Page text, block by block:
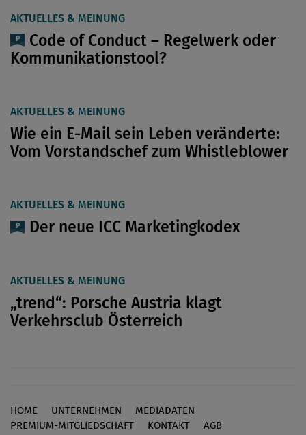
AKTUELLES & MEINUNG
Code of Conduct – Regelwerk oder
Kommunikationstool?
AKTUELLES & MEINUNG
Wie ein E-Mail sein Leben veränderte:
Vom Vorstandschef zum Whistleblower
AKTUELLES & MEINUNG
Der neue ICC Marketingkodex
AKTUELLES & MEINUNG
„trend“: Porsche Austria klagt
Verkehrsclub Österreich
Footer
HOME UNTERNEHMEN
MEDIADATEN
PREMIUM-MITGLIEDSCHAFT
KONTAKT
AGB